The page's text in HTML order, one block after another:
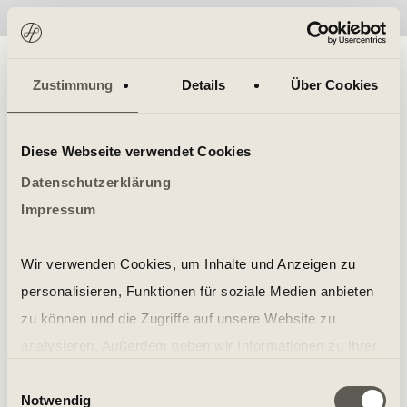
Zustimmung Details Über Cookies
Diese Webseite verwendet Cookies
Datenschutzerklärung
Impressum
Wir verwenden Cookies, um Inhalte und Anzeigen zu
personalisieren, Funktionen für soziale Medien anbieten
zu können und die Zugriffe auf unsere Website zu
soziale Medien, Werbung und Analysen weiter. Unsere
Notwendig